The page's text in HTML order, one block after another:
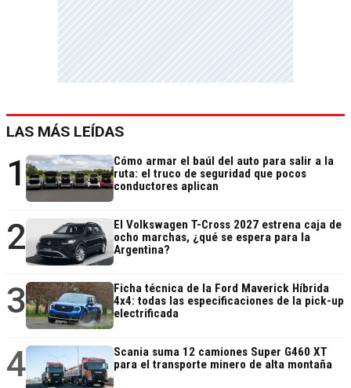
LAS MÁS LEÍDAS
1
Cómo armar el baúl del auto para salir a la
ruta: el truco de seguridad que pocos
conductores aplican
2
El Volkswagen T-Cross 2027 estrena caja de
ocho marchas, ¿qué se espera para la
Argentina?
3
Ficha técnica de la Ford Maverick Híbrida
4x4: todas las especificaciones de la pick-up
electrificada
4
Scania suma 12 camiones Super G460 XT
para el transporte minero de alta montaña